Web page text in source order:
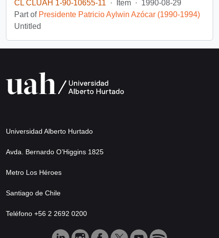
CL CLUAH 1-90-10655-11
· Item · 1990-08-29
Part of Presidente Patricio Aylwin Azócar (1990-1994)
Untitled
Universidad Alberto Hurtado
Avda. Bernardo O’Higgins 1825
Metro Los Héroes
Santiago de Chile
Teléfono +56 2 2692 0200